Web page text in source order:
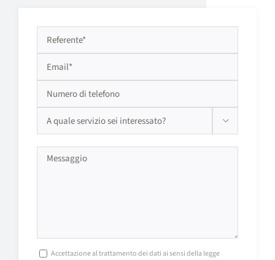

Si prega di lasciare vuoto questo campo.
Accettazione al trattamento dei dati ai sensi della legge